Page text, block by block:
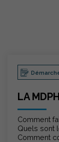
LA MDPH
Comment
Quels sont
Comment